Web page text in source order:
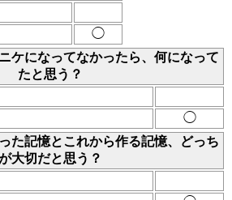
◯
ケになってなかったら、何になって
たと思う？
◯
た記憶とこれから作る記憶、どっち
大切だと思う？